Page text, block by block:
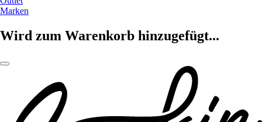
Marken
Wird zum Warenkorb hinzugefügt...